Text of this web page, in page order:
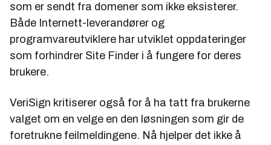
som er sendt fra domener som ikke eksisterer.
Både Internett-leverandører og
programvareutviklere har utviklet oppdateringer
som forhindrer Site Finder i å fungere for deres
brukere.
VeriSign kritiserer også for å ha tatt fra brukerne
valget om en velge en den løsningen som gir de
foretrukne feilmeldingene. Nå hjelper det ikke å